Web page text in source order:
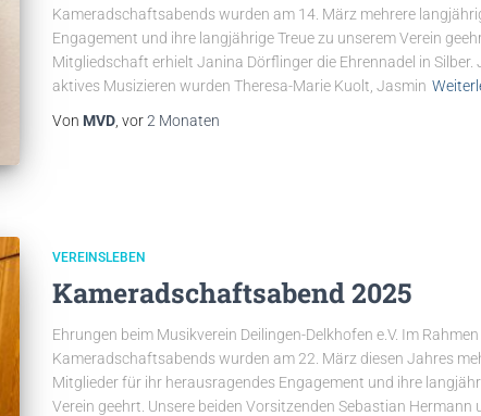
Kameradschaftsabends wurden am 14. März mehrere
Engagement und ihre langjährige Treue zu unserem Verein
Mitgliedschaft erhielt Janina Dörflinger die Ehrennadel in Silber.
aktives Musizieren wurden Theresa-Marie Kuolt, Jasmin
Von MVD, vor2 Monaten
VEREINSLEBEN
Kameradschaftsabend 2025
Ehrungen beim Musikverein Deilingen-Delkhofen e.V. Im
Kameradschaftsabends wurden am 22. März diesen Jahres
Mitglieder für ihr herausragendes Engagement und ihre
Verein geehrt. Unsere beiden Vorsitzenden Sebastian Hermann